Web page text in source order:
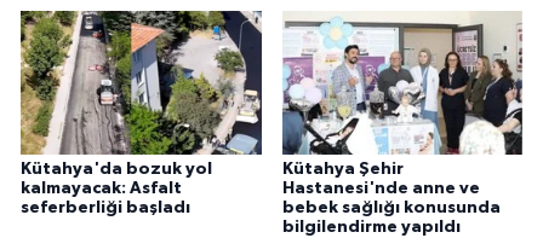
Kütahya'da bozuk yol
kalmayacak: Asfalt
seferberliği başladı
Kütahya Şehir
Hastanesi'nde anne ve
bebek sağlığı konusunda
bilgilendirme yapıldı